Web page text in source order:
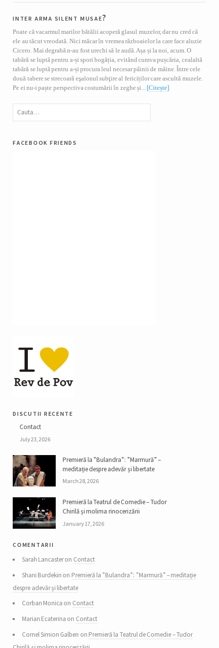
inter arma silent musae?
Poate că vacarmul marilor bătălii acoperă glasul muzelor, dar nu cred că
ele au tăcut vreodată. Nici măcar în vremea războaielor la care face aluzie
Cicero. Mai degrabă n-au fost urechi să le audă. Așa și la noi, acum. O
tabără se luptă pentru a-și spori bogăția, evitând cumva pușcăria, cealaltă
tabără se luptă pentru a-și procura leul necesar pâinii de mâine. Între cele
două tabere se strecoară eşalonul subţire al fericiților care ascultă muzele.
Pe ei nu-i paște perspectiva costumării în zeghe și... [Citește]
facebook friends
discutii recente
Contact
July 23, 2026
Premieră la ”Bulandra”: ”Marmură” –
meditație despre adevăr și libertate
March 28, 2026
Premieră la Teatrul de Comedie – Tudor
Chirilă și molima rinocerizării
January 17, 2026
comentarii
Sarah Lancaster on Contact
Shani Burdekin on Premieră la ”Bulandra”: ”Marmură” – meditație
despre adevăr și libertate
Corban Monica on Contact
Marian Ecaterina on Contact
Cornel Simion Galben on Premieră la Teatrul de Comedie – Tudor